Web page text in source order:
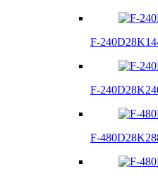
F-
F-
F-